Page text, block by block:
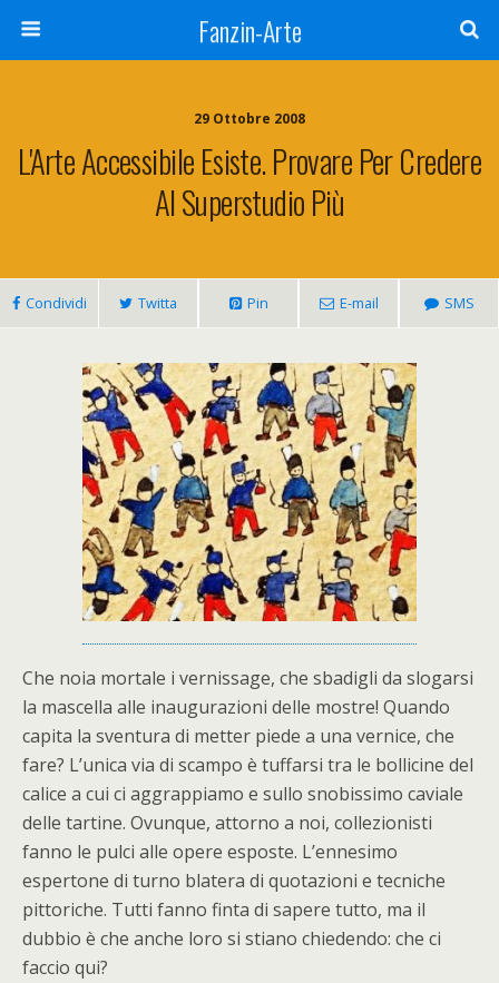
Fanzin-Arte
29 Ottobre 2008
L'Arte Accessibile Esiste. Provare Per Credere
Al Superstudio Più
Condividi Twitta Pin E-mail SMS
Che noia mortale i vernissage, che sbadigli da slogarsi
la mascella alle inaugurazioni delle mostre! Quando
capita la sventura di metter piede a una vernice, che
fare? L’unica via di scampo è tuffarsi tra le bollicine del
calice a cui ci aggrappiamo e sullo snobissimo caviale
delle tartine. Ovunque, attorno a noi, collezionisti
fanno le pulci alle opere esposte. L’ennesimo
espertone di turno blatera di quotazioni e tecniche
pittoriche. Tutti fanno finta di sapere tutto, ma il
dubbio è che anche loro si stiano chiedendo: che ci
faccio qui?